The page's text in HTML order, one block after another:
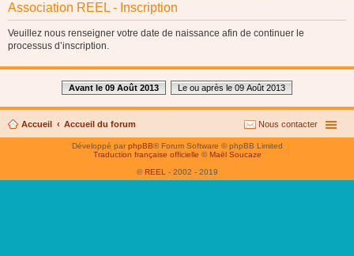
Association REEL - Inscription
Veuillez nous renseigner votre date de naissance afin de continuer le
processus d’inscription.
Avant le 09 Août 2013 Le ou après le 09 Août 2013
Accueil Accueil du forum Nous contacter
Développé parphpBB® Forum Software © phpBB Limited
Traduction française officielle © Maël Soucaze
© REEL - 2002 - 2019